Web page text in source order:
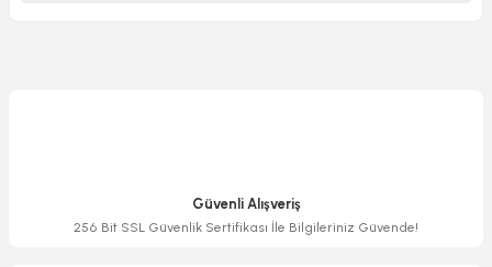
Ürün bilgilerinde hatalar bulunuyor.
Güvenli Alışveriş
256 Bit SSL Güvenlik Sertifikası İle Bilgileriniz Güvende!